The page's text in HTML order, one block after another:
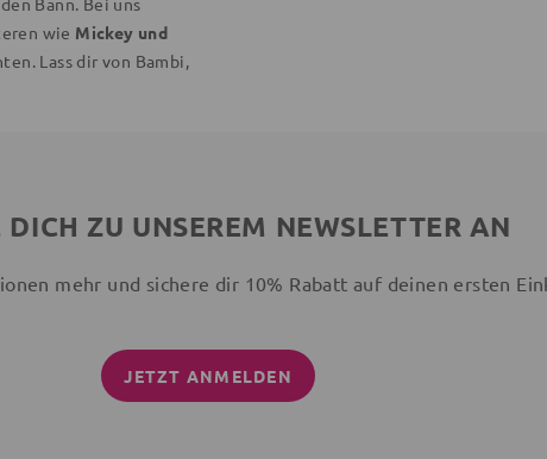
wie Mickey und
Lass dir von Bambi,
DICH ZU UNSEREM NEWSLETTER AN
mehr und sichere dir 10% Rabatt auf deinen ersten
JETZT ANMELDEN